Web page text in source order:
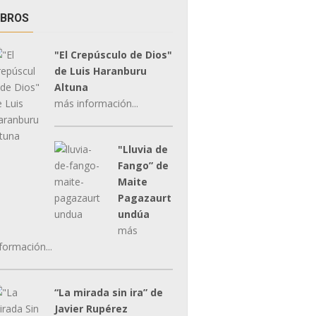
"El Crepúsculo de Dios"
de Luis Haranburu
Altuna
más información...
"Lluvia de
Fango” de
Maite
Pagazaurt
undúa
más
“La mirada sin ira” de
Javier Rupérez